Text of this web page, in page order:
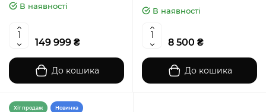
В наявності
149 999 ₴
До кошика
В наявності
8 500 ₴
До кошика
Хiт продаж Новинка